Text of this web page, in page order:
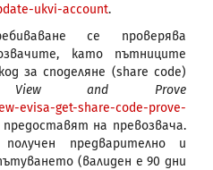
ukvi-account.
се проверява
като пътниците
за споделяне (share code)
View and Prove
evisa-get-share-code-prove-
предоставят на превозвача.
предварително и
(валиден е 90 дни